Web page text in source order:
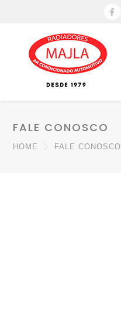
FALE CONOSCO
HOME FALE CONOSCO